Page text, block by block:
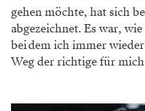
gehen möchte, hat sich
abgezeichnet. Es war,
bei dem ich immer
Weg der richtige für mich